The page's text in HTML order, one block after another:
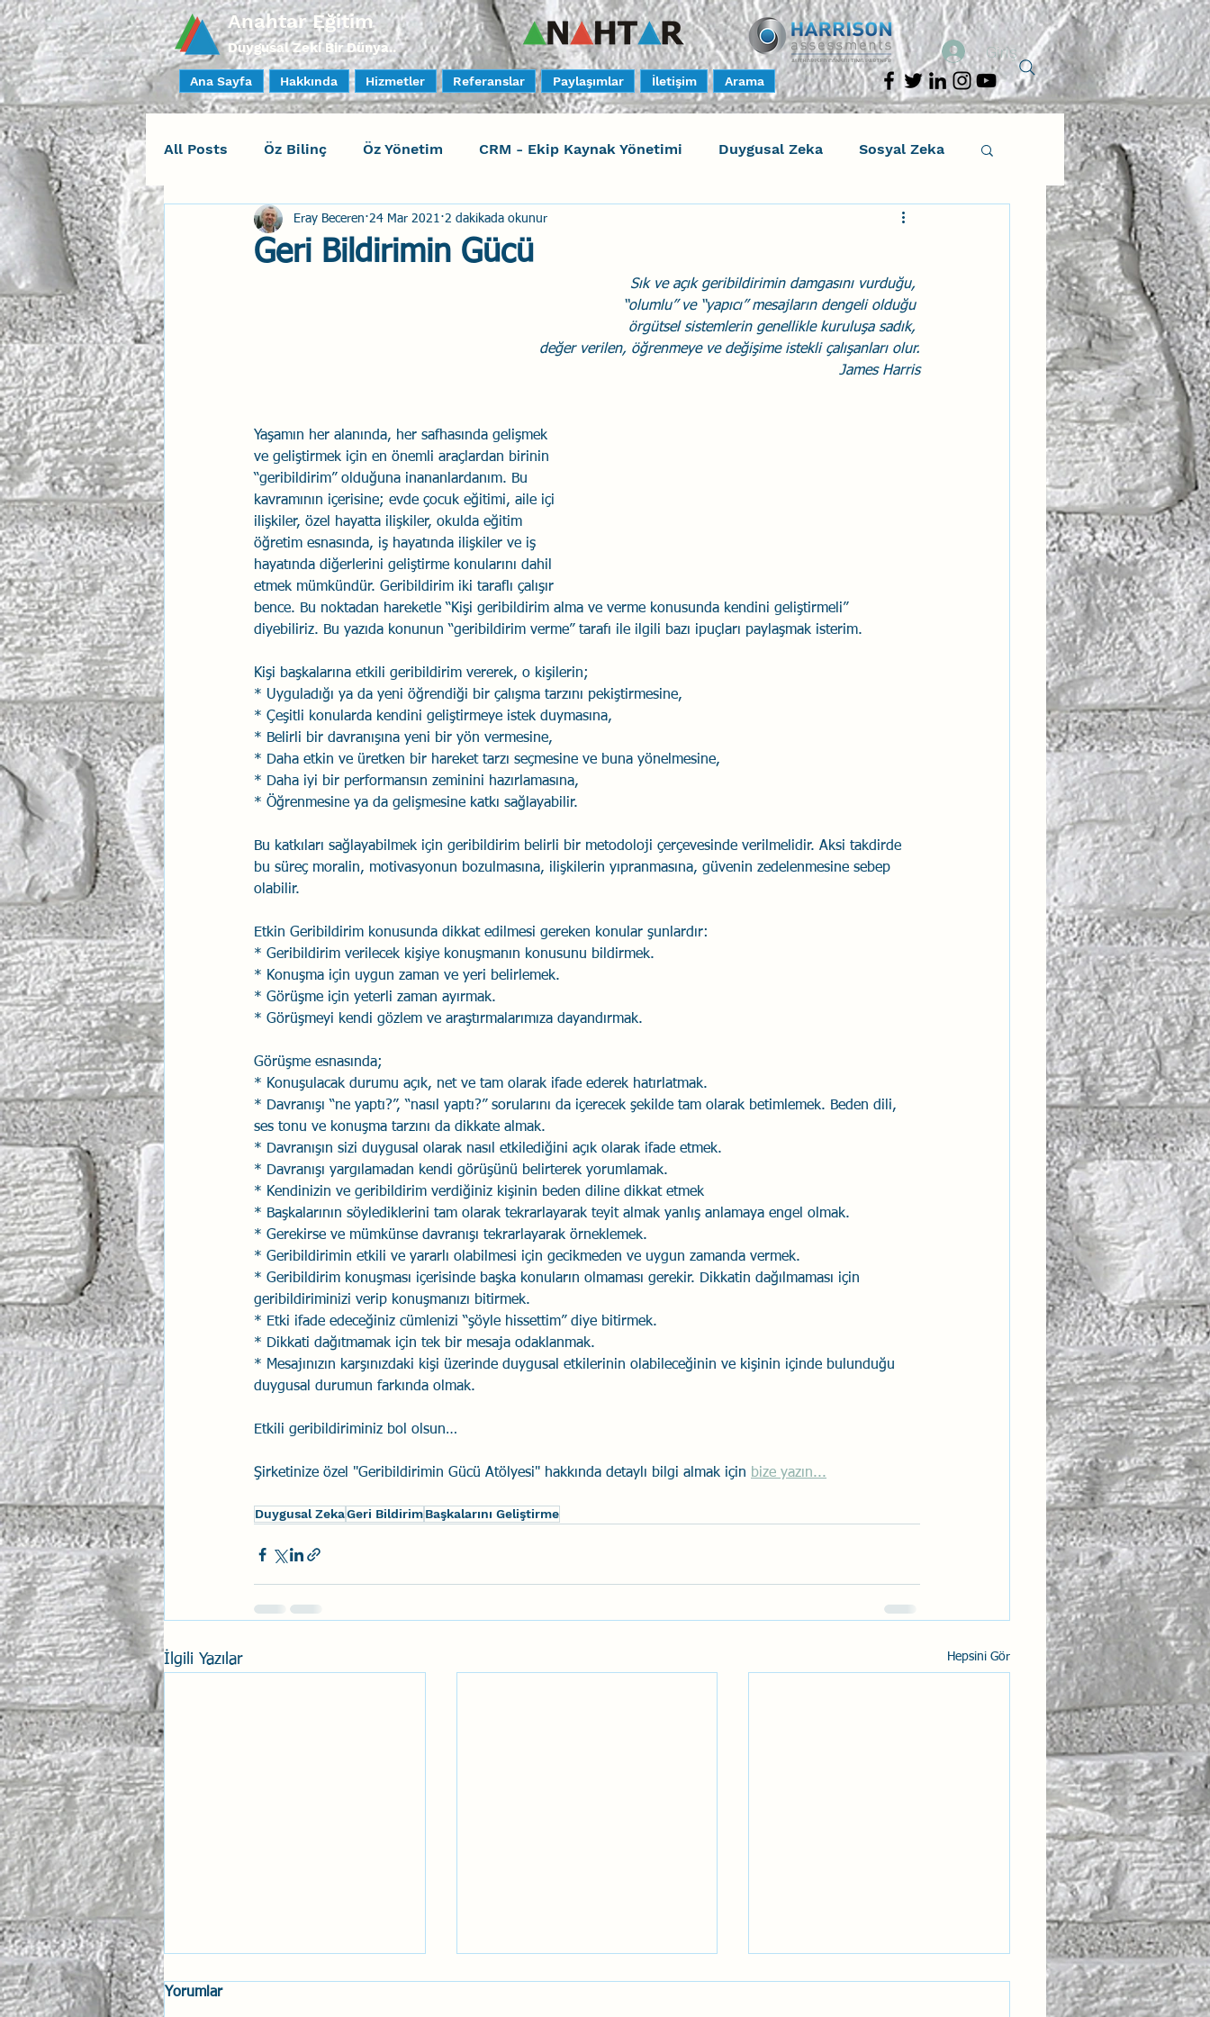
Anahtar Eğitim
Duygusal Zeki Bir Dünya..
Ana Sayfa Hakkında Hizmetler Referanslar Paylaşımlar İletişim Arama
Giriş
All Posts Öz Bilinç Öz Yönetim CRM - Ekip Kaynak Yönetimi Duygusal Zeka Sosyal Zeka
Sosyal Bilinç İlişki Yönetimi Harrison Assessments
Güvenli Davranış Yaratıcı Drama
Liderlik
İlişki Yönetimi Sun Tzu Savaş Sanatı Wellbeing
Psikolojik Güvenlik Havacılık Eğitimler
Geri Bildirimin Gücü
Eray Beceren 24 Mar 2021 2 dakikada okunur
Sık ve açık geribildirimin damgasını vurduğu,
“olumlu” ve “yapıcı” mesajların dengeli olduğu
örgütsel sistemlerin genellikle kuruluşa sadık,
değer verilen, öğrenmeye ve değişime istekli çalışanları olur.
James Harris
Yaşamın her alanında, her safhasında gelişmek
ve geliştirmek için en önemli araçlardan birinin
“geribildirim” olduğuna inananlardanım. Bu
kavramının içerisine; evde çocuk eğitimi, aile içi
ilişkiler, özel hayatta ilişkiler, okulda eğitim
öğretim esnasında, iş hayatında ilişkiler ve iş
hayatında diğerlerini geliştirme konularını dahil
etmek mümkündür. Geribildirim iki taraflı çalışır
bence. Bu noktadan hareketle “Kişi geribildirim alma ve verme konusunda kendini geliştirmeli”
diyebiliriz. Bu yazıda konunun “geribildirim verme” tarafı ile ilgili bazı ipuçları paylaşmak isterim.
Kişi başkalarına etkili geribildirim vererek, o kişilerin;
* Uyguladığı ya da yeni öğrendiği bir çalışma tarzını pekiştirmesine,
* Çeşitli konularda kendini geliştirmeye istek duymasına,
* Belirli bir davranışına yeni bir yön vermesine,
* Daha etkin ve üretken bir hareket tarzı seçmesine ve buna yönelmesine,
* Daha iyi bir performansın zeminini hazırlamasına,
* Öğrenmesine ya da gelişmesine katkı sağlayabilir.
Bu katkıları sağlayabilmek için geribildirim belirli bir metodoloji çerçevesinde verilmelidir. Aksi takdirde
bu süreç moralin, motivasyonun bozulmasına, ilişkilerin yıpranmasına, güvenin zedelenmesine sebep
olabilir.
Etkin Geribildirim konusunda dikkat edilmesi gereken konular şunlardır:
* Geribildirim verilecek kişiye konuşmanın konusunu bildirmek.
* Konuşma için uygun zaman ve yeri belirlemek.
* Görüşme için yeterli zaman ayırmak.
* Görüşmeyi kendi gözlem ve araştırmalarımıza dayandırmak.
Görüşme esnasında;
* Konuşulacak durumu açık, net ve tam olarak ifade ederek hatırlatmak.
* Davranışı “ne yaptı?”, “nasıl yaptı?” sorularını da içerecek şekilde tam olarak betimlemek. Beden dili,
ses tonu ve konuşma tarzını da dikkate almak.
* Davranışın sizi duygusal olarak nasıl etkilediğini açık olarak ifade etmek.
* Davranışı yargılamadan kendi görüşünü belirterek yorumlamak.
* Kendinizin ve geribildirim verdiğiniz kişinin beden diline dikkat etmek
* Başkalarının söylediklerini tam olarak tekrarlayarak teyit almak yanlış anlamaya engel olmak.
* Gerekirse ve mümkünse davranışı tekrarlayarak örneklemek.
* Geribildirimin etkili ve yararlı olabilmesi için gecikmeden ve uygun zamanda vermek.
* Geribildirim konuşması içerisinde başka konuların olmaması gerekir. Dikkatin dağılmaması için
geribildiriminizi verip konuşmanızı bitirmek.
* Etki ifade edeceğiniz cümlenizi “şöyle hissettim” diye bitirmek.
* Dikkati dağıtmamak için tek bir mesaja odaklanmak.
* Mesajınızın karşınızdaki kişi üzerinde duygusal etkilerinin olabileceğinin ve kişinin içinde bulunduğu
duygusal durumun farkında olmak.
Etkili geribildiriminiz bol olsun…
Şirketinize özel "Geribildirimin Gücü Atölyesi" hakkında detaylı bilgi almak için bize yazın...
Duygusal ZekaGeri BildirimBaşkalarını Geliştirme
İlgili Yazılar Hepsini Gör
Yorumlar